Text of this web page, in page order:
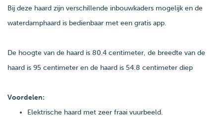
Bij deze haard zijn verschillende inbouwkaders mogelijk en de
waterdamphaard is bedienbaar met een gratis app.
De hoogte van de haard is 80.4 centimeter, de breedte van de
haard is 95 centimeter en de haard is 54.8 centimeter diep
Voordelen:
Elektrische haard met zeer fraai vuurbeeld.